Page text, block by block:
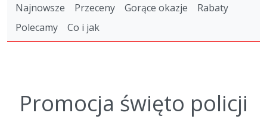
Najnowsze Przeceny Gorące okazje
Rabaty
Polecamy
Co i jak
Promocja święto policji